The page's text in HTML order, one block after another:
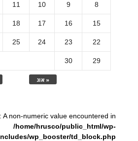
« אוג
8
9
10
11
15
16
17
18
22
23
24
25
29
30
: A non-numeric value encountered in
/home/hrusco/public_html/wp-
wp_booster/td_block.php